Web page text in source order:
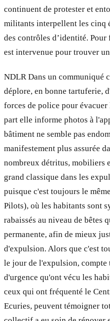
continuent de protester et
militants interpellent les cinq
des contrôles d’identité.
est intervenue pour trouver
NDLR Dans un communiqué
déplore, en bonne tartuferie,
forces de police pour
part elle informe photos à
bâtiment ne semble pas
manifestement plus assurée
nombreux détritus, mobiliers
grand classique dans les
puisque c'est toujours le
Pilots), où les habitants sont
rabaissés au niveau de bêtes
permanente, afin de mieux
d'expulsion. Alors que c'est
le jour de l'expulsion, compte
d'urgence qu'ont vécu les
ceux qui ont fréquenté le
Ecuries, peuvent témoigner